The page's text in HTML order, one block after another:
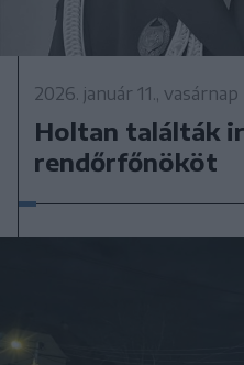
2026. január 11., vasárnap
Holtan találták
rendőrfőnököt